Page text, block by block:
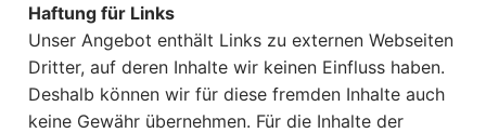
Haftung für Links
Unser Angebot enthält Links zu externen Webseiten
Dritter, auf deren Inhalte wir keinen Einfluss haben.
Deshalb können wir für diese fremden Inhalte auch
keine Gewähr übernehmen. Für die Inhalte der